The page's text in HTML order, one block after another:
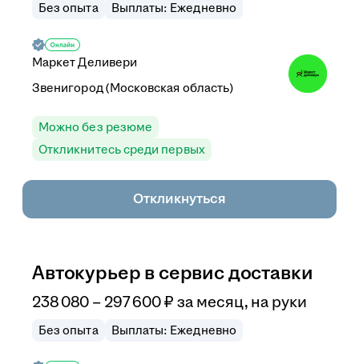
Без опыта Выплаты: Ежедневно
Маркет Деливери
Звенигород (Московская область)
Можно без резюме
Откликнитесь среди первых
Откликнуться
Автокурьер в сервис доставки
238 080 – 297 600₽ за месяц, на руки
Без опыта Выплаты: Ежедневно